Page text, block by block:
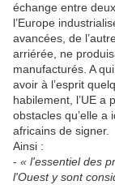
échange entre
l’Europe
avancées, de
arriérée, ne
manufacturés. A
avoir à l’esprit
habilement, l’UE a
obstacles qu’elle a
africains de signer.
Ainsi :
- « l'essentiel des
l'Ouest y sont